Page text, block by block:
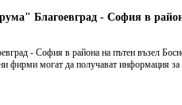
Благоевград - София в
- София в района на пътен възел
фирми могат да получават информация